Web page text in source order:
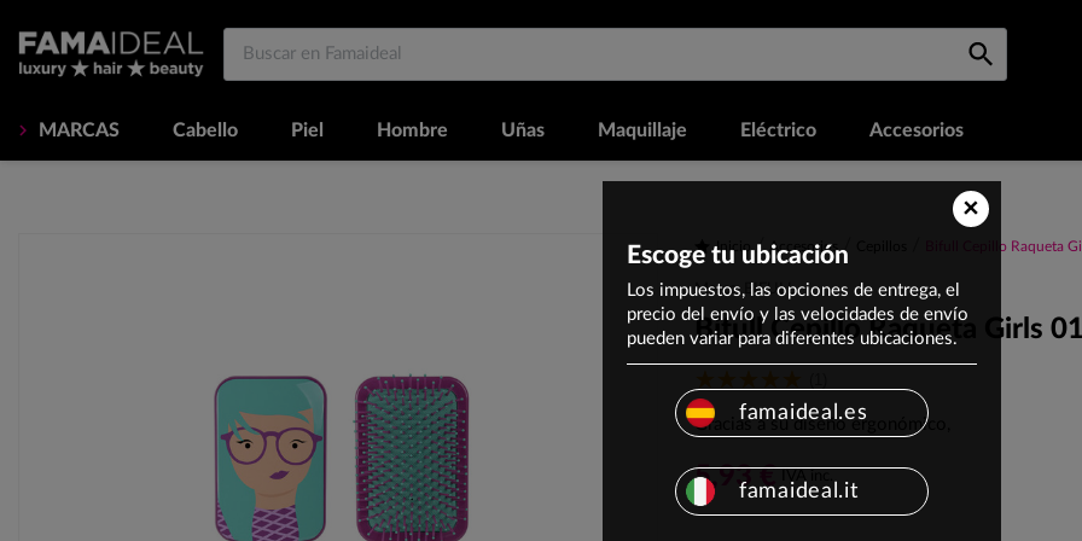
MARCAS Cabello Piel Hombre Uñas Maquillaje Eléctrico Accesorios
Inicio Accesorios Bifull Cepillo Raqueta
Marca: BIFULL
Bifull Cepillo Raqueta Girls 01
Gracias a su diseño ergonómico,
5,93 €
×
Escoge tu ubicación
Los impuestos, las opciones de entrega, el
precio del envío y las velocidades de envío
pueden variar para diferentes ubicaciones.
famaideal.es
famaideal.it